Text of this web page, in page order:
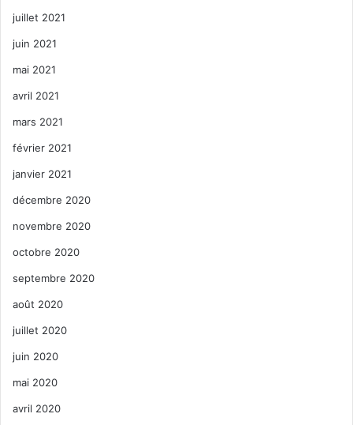
juillet 2021
juin 2021
mai 2021
avril 2021
mars 2021
février 2021
janvier 2021
décembre 2020
novembre 2020
octobre 2020
septembre 2020
août 2020
juillet 2020
juin 2020
mai 2020
avril 2020